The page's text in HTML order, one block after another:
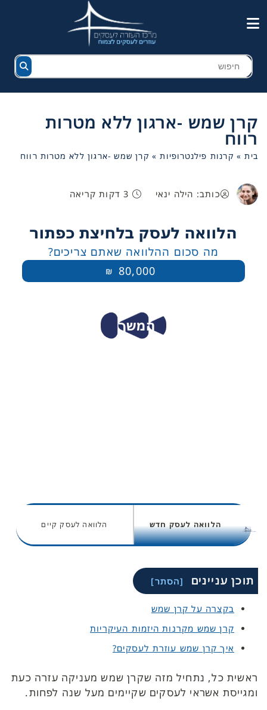
קרן שמש -ארגון ללא מטרות
רווח
בית » קרנות פילנטרופיות » קרן שמש -ארגון ללא מטרות רווח
כותב: הילה ינאי
הלוואה לעסק בלחיצת כפתור
מה סכום ההלוואה שאתם צריכים?
80,000
₪
המשך
הלוואה לעסק חדש הלוואה לעסק קיים
תוכן עניינים
בקצרה על קרן שמש
קרן שמש מקרנות היזמות העיקריות
איך קרן שמש עוזרת לעסקים?
ראשית כל, נתחיל מזה שקרן שמש מעניקה עזרה כעת
ומגייסת אשראי לעסקים שקיימים מעל שנה לפחות.